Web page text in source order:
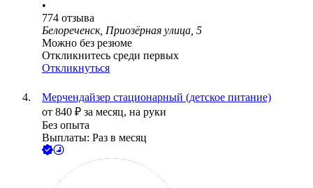
•
774 отзыва
Белореченск, Приозёрная улица, 5
Можно без резюме
Откликнитесь среди первых
Откликнуться
Мерчендайзер стационарный (детское питание)
от 840 ₽ за месяц, на руки
Без опыта
Выплаты: Раз в месяц